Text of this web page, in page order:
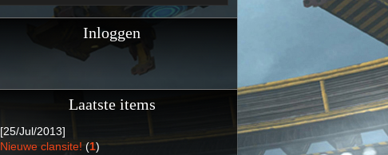
Inloggen
Laatste items
[25/Jul/2013]
Nieuwe clansite! (1)